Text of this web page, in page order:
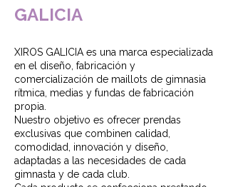
GALICIA
XIROS GALICIA es una marca especializada
en el diseño, fabricación y
comercialización de maillots de gimnasia
rítmica, medias y fundas de fabricación
propia.
Nuestro objetivo es ofrecer prendas
exclusivas que combinen calidad,
comodidad, innovación y diseño,
adaptadas a las necesidades de cada
gimnasta y de cada club.